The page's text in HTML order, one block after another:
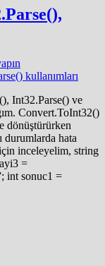
Int32.Parse() ve
Convert.ToInt32()
dönüştürürken
durumlarda hata
inceleyelim, string
=
int sonuc1 =